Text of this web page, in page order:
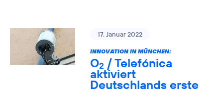
17. Januar 2022
INNOVATION IN MÜNCHEN:
O2 / Telefónica
aktiviert
Deutschlands erste